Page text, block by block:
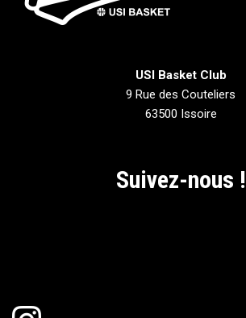
USI Basket Club
9 Rue des Couteliers
63500 Issoire
Suivez-nous !